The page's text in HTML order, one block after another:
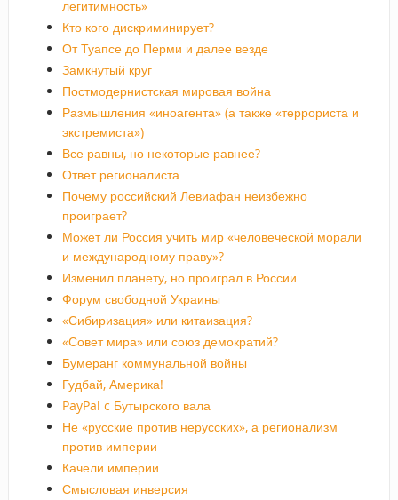
легитимность»
Кто кого дискриминирует?
От Туапсе до Перми и далее везде
Замкнутый круг
Постмодернистская мировая война
Размышления «иноагента» (а также «террориста и
экстремиста»)
Все равны, но некоторые равнее?
Ответ регионалиста
Почему российский Левиафан неизбежно
проиграет?
Может ли Россия учить мир «человеческой морали
и международному праву»?
Изменил планету, но проиграл в России
Форум свободной Украины
«Сибиризация» или китаизация?
«Совет мира» или союз демократий?
Бумеранг коммунальной войны
Гудбай, Америка!
PayPal c Бутырского вала
Не «русские против нерусских», а регионализм
против империи
Качели империи
Смысловая инверсия